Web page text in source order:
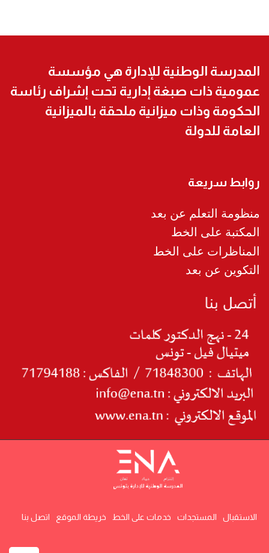
المدرسة الوطنية للإدارة هي مؤسسة
عمومية ذات صبغة إدارية تحت إشراف رئاسة
الحكومة وذات ميزانية ملحقة بالميزانية
العامة للدولة
روابط سريعة
منظومة التعلم عن بعد
المكتبة على الخط
المناظرات على الخط
التكوين عن بعد
الاستقبال المستجدات خدمات على الخط خريطة الموقع اتصل بنا